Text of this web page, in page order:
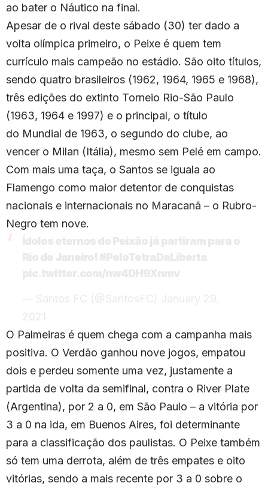
ao bater o Náutico na final.
Apesar de o rival deste sábado (30) ter dado a
volta olímpica primeiro, o Peixe é quem tem
currículo mais campeão no estádio. São oito títulos,
sendo quatro brasileiros (1962, 1964, 1965 e 1968),
três edições do extinto Torneio Rio-São Paulo
(1963, 1964 e 1997) e o principal, o título
do Mundial de 1963, o segundo do clube, ao
vencer o Milan (Itália), mesmo sem Pelé em campo.
Com mais uma taça, o Santos se iguala ao
Flamengo como maior detentor de conquistas
nacionais e internacionais no Maracanã – o Rubro-
Negro tem nove.
O Palmeiras é quem chega com a campanha mais
positiva. O Verdão ganhou nove jogos, empatou
dois e perdeu somente uma vez, justamente a
partida de volta da semifinal, contra o River Plate
(Argentina), por 2 a 0, em São Paulo – a vitória por
3 a 0 na ida, em Buenos Aires, foi determinante
para a classificação dos paulistas. O Peixe também
só tem uma derrota, além de três empates e oito
vitórias, sendo a mais recente por 3 a 0 sobre o